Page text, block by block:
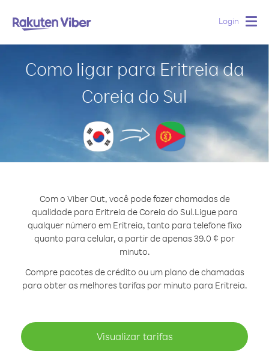
Login
Como ligar para Eritreia da
Coreia do Sul
Com o Viber Out, você pode fazer chamadas de
qualidade para Eritreia de Coreia do Sul.Ligue para
qualquer número em Eritreia, tanto para telefone fixo
quanto para celular, a partir de apenas 39.0 ¢ por
minuto.
Compre pacotes de crédito ou um plano de chamadas
para obter as melhores tarifas por minuto para Eritreia.
Visualizar tarifas